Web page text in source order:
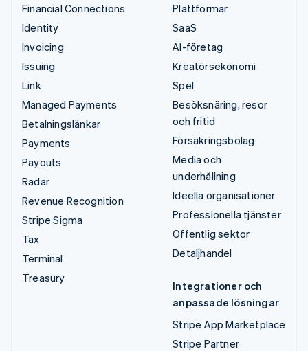
Financial Connections
Identity
Invoicing
Issuing
Link
Managed Payments
Betalningslänkar
Payments
Payouts
Radar
Revenue Recognition
Stripe Sigma
Tax
Terminal
Treasury
Plattformar
SaaS
AI-företag
Kreatörsekonomi
Spel
Besöksnäring, resor
och fritid
Försäkringsbolag
Media och
underhållning
Ideella organisationer
Professionella tjänster
Offentlig sektor
Detaljhandel
Integrationer och
anpassade lösningar
Stripe App Marketplace
Stripe Partner